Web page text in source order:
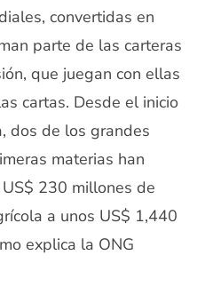
convertidas en
parte de las carteras
que juegan con ellas
cartas. Desde el inicio
dos de los grandes
materias han
230 millones de
a unos US$ 1,440
explica la ONG